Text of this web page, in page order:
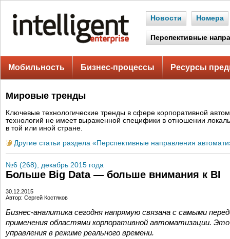
Новости Номера
Перспективные
Мобильность Бизнес-процессы Ресурсы
Мировые тренды
Ключевые технологические тренды в сфере корпоративной
технологий не имеет выраженной специфики в отношении
в той или иной стране.
Другие статьи раздела «Перспективные направления
№6 (268), декабрь 2015 года
Больше Big Data — больше внимания к BI
30.12.2015
Автор: Сергей Костяков
Бизнес-аналитика сегодня напрямую связана с самыми
применения областями корпоративной автоматизации.
управления в режиме реального времени.